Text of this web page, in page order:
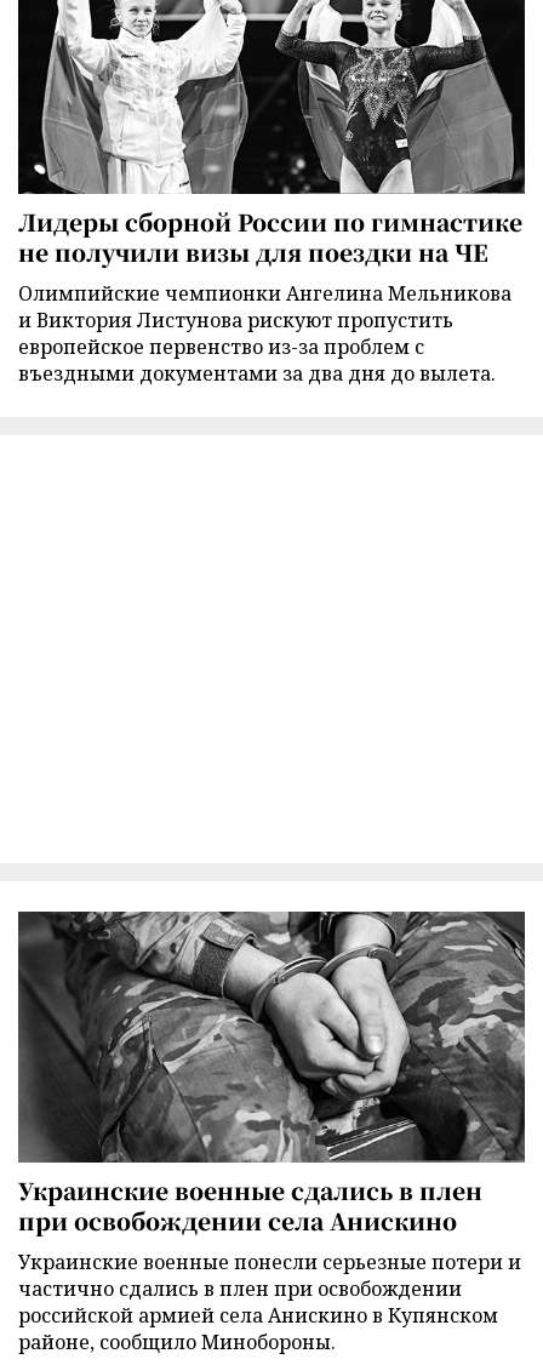
Лидеры сборной России по гимнастике
не получили визы для поездки на ЧЕ
Олимпийские чемпионки Ангелина Мельникова
и Виктория Листунова рискуют пропустить
европейское первенство из-за проблем с
въездными документами за два дня до вылета.
Украинские военные сдались в плен
при освобождении села Анискино
Украинские военные понесли серьезные потери и
частично сдались в плен при освобождении
российской армией села Анискино в Купянском
районе, сообщило Минобороны.